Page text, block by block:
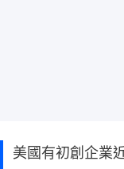
美國有初創企業